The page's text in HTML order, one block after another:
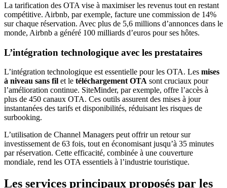
La tarification des OTA vise à maximiser les revenus tout en restant
compétitive. Airbnb, par exemple, facture une commission de 14%
sur chaque réservation. Avec plus de 5,6 millions d’annonces dans le
monde, Airbnb a généré 100 milliards d’euros pour ses hôtes.
L’intégration technologique avec les prestataires
L’intégration technologique est essentielle pour les OTA. Les mises
à niveau sans fil et le téléchargement OTA sont cruciaux pour
l’amélioration continue. SiteMinder, par exemple, offre l’accès à
plus de 450 canaux OTA. Ces outils assurent des mises à jour
instantanées des tarifs et disponibilités, réduisant les risques de
surbooking.
L’utilisation de Channel Managers peut offrir un retour sur
investissement de 63 fois, tout en économisant jusqu’à 35 minutes
par réservation. Cette efficacité, combinée à une couverture
mondiale, rend les OTA essentiels à l’industrie touristique.
Les services principaux proposés par les